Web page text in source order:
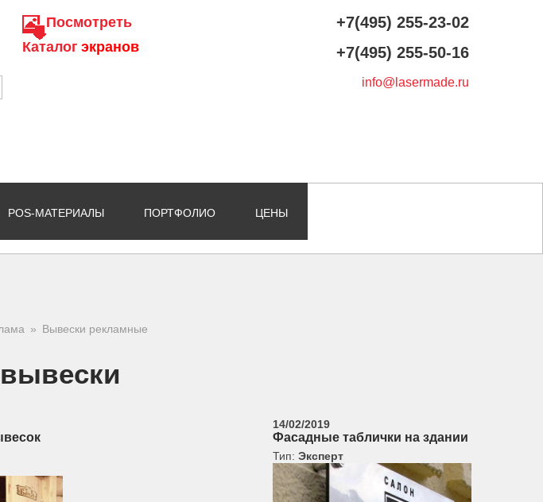
Посмотреть
Каталог экранов
+7(495) 255-23-02
+7(495) 255-50-16
info@lasermade.ru
POS-МАТЕРИАЛЫ ПОРТФОЛИО ЦЕНЫ
» Вывески рекламные
14/02/2019
Фасадные таблички на здании
Тип: Эксперт